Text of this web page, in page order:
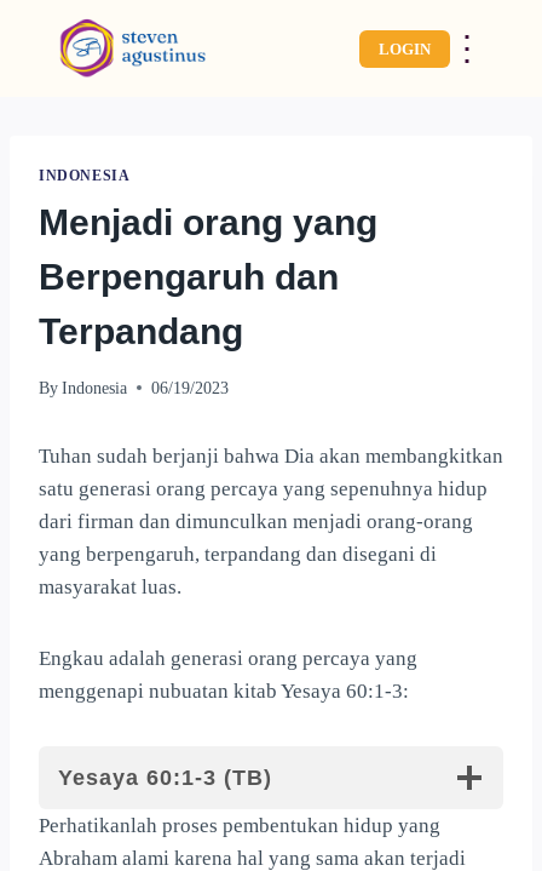
LOGIN ⋮
INDONESIA
Menjadi orang yang
Berpengaruh dan
Terpandang
By Indonesia 06/19/2023
Tuhan sudah berjanji bahwa Dia akan membangkitkan
satu generasi orang percaya yang sepenuhnya hidup
dari firman dan dimunculkan menjadi orang-orang
yang berpengaruh, terpandang dan disegani di
masyarakat luas.
Engkau adalah generasi orang percaya yang
menggenapi nubuatan kitab Yesaya 60:1-3:
Yesaya 60:1-3 (TB)
Perhatikanlah proses pembentukan hidup yang
Abraham alami karena hal yang sama akan terjadi